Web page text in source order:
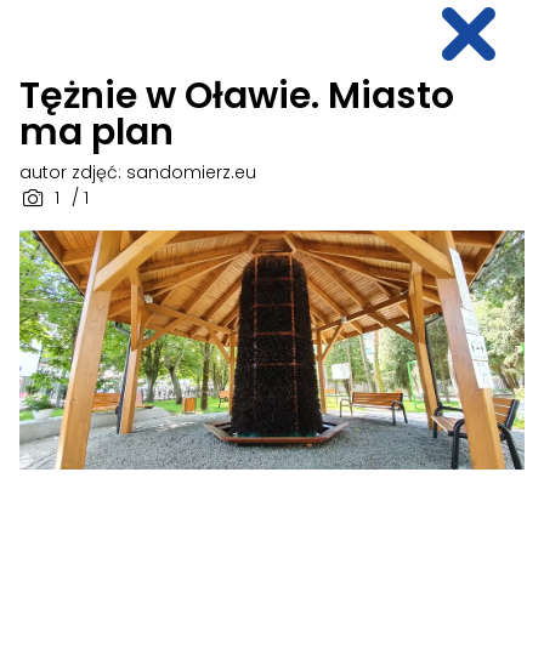
Tężnie w Oławie. Miasto
ma plan
1 / 1
autor zdjęć: sandomierz.eu